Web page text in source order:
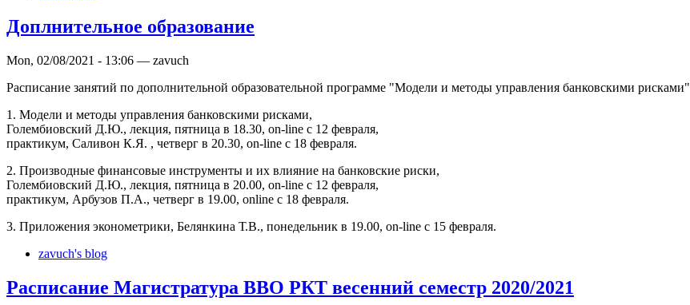
Доплнительное образование
Mon, 02/08/2021 - 13:06 — zavuch
Расписание занятий по дополнительной образовательной программе "Модели и методы управления банковскими рисками"
1. Модели и методы управления банковскими рисками,
Голембиовский Д.Ю., лекция, пятница в 18.30, on-line с 12 февраля,
практикум, Саливон К.Я. , четверг в 20.30, on-line с 18 февраля.
2. Производные финансовые инструменты и их влияние на банковские риски,
Голембиовский Д.Ю., лекция, пятница в 20.00, on-line с 12 февраля,
практикум, Арбузов П.А., четверг в 19.00, online с 18 февраля.
3. Приложения эконометрики, Белянкина Т.В., понедельник в 19.00, on-line с 15 февраля.
zavuch's blog
Расписание Магистратура ВВО РКТ весенний семестр 2020/2021